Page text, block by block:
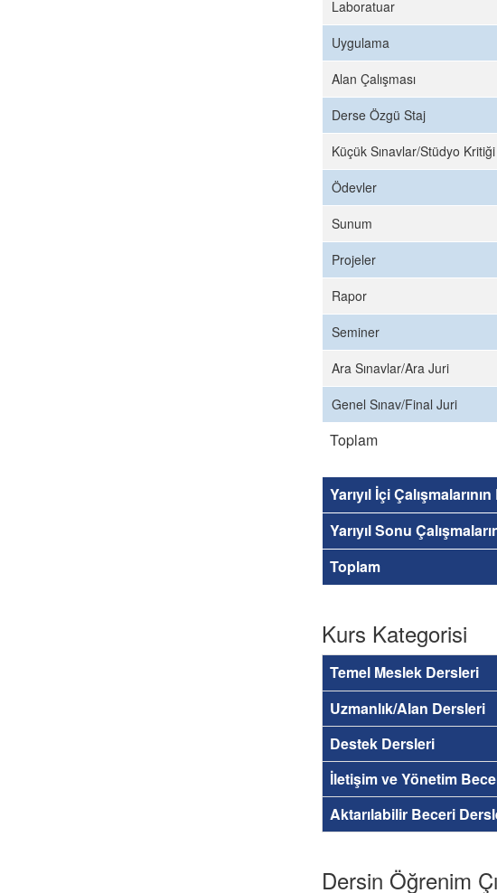
Laboratuar
Uygulama
Alan Çalışması
Derse Özgü Staj
Küçük Sınavlar/Stüdyo Kritiği
Ödevler
Sunum
Projeler
Rapor
Seminer
Ara Sınavlar/Ara Juri
Genel Sınav/Final Juri
Toplam
Yarıyıl İçi
Yarıyıl Sonu
Toplam
Kurs Kategorisi
Temel Meslek Dersleri
Uzmanlık/Alan Dersleri
Destek Dersleri
İletişim ve Yönetim
Aktarılabilir Beceri
Dersin Öğrenim